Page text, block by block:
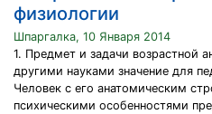
физиологии
Шпаргалка, 10 Января 2014
1. Предмет и задачи возрастной
другими науками значение для
Человек с его анатомическим
психическими особенностями